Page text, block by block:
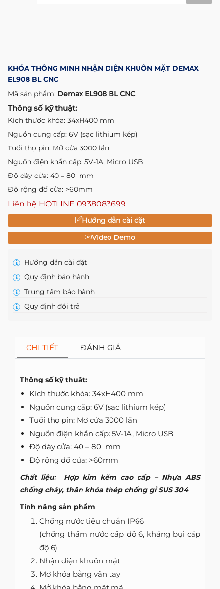
KHÓA THÔNG MINH NHẬN DIỆN KHUÔN MẶT DEMAX
EL908 BL CNC
Mã sản phẩm: Demax EL908 BL CNC
Thông số kỹ thuật:
Kích thước khóa: 34xH400 mm
Nguồn cung cấp: 6V (sạc lithium kép)
Tuổi thọ pin: Mở cửa 3000 lần
Nguồn điện khẩn cấp: 5V-1A, Micro USB
Độ dày cửa: 40 – 80 mm
Độ rộng đố cửa: >60mm
Liên hệ HOTLINE 0938083699
Hướng dẫn cài đặt
Video Demo
Hướng dẫn cài đặt
Quy định bảo hành
Trung tâm bảo hành
Quy định đổi trả
CHI TIẾT ĐÁNH GIÁ
Thông số kỹ thuật:
Kích thước khóa: 34xH400 mm
Nguồn cung cấp: 6V (sạc lithium kép)
Tuổi thọ pin: Mở cửa 3000 lần
Nguồn điện khẩn cấp: 5V-1A, Micro USB
Độ dày cửa: 40 – 80 mm
Độ rộng đố cửa: >60mm
Chất liệu: Hợp kim kẽm cao cấp – Nhựa ABS
chống cháy, thân khóa thép chống gỉ SUS 304
Tính năng sản phẩm
Chống nước tiêu chuẩn IP66
(chống thấm nước cấp độ 6, kháng bụi cấp
độ 6)
Nhận diện khuôn mặt
Mở khóa bằng vân tay